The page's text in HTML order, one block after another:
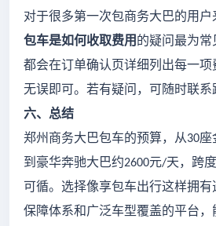
对于很多第一次包商务大巴的用户
包车是如何收取费用 的疑问最为常
都会在订单确认页详细列出每一
无误即可。若有疑问，可随时联系
六、总结
郑州商务大巴包车的预算，从30座
到豪华奔驰大巴约2600元/天，跨
可循。选择像享包车出行这样拥
保障体系和广泛车型覆盖的平台